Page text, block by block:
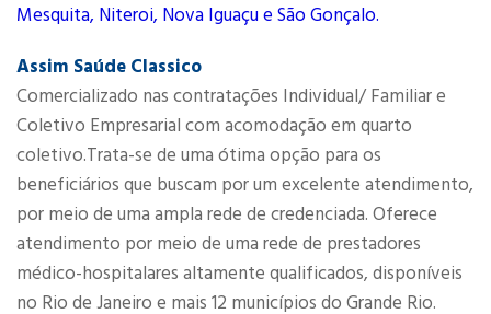
Mesquita, Niteroi, Nova Iguaçu e São Gonçalo.
Assim Saúde Classico
Comercializado nas contratações Individual/ Familiar e
Coletivo Empresarial com acomodação em quarto
coletivo.Trata-se de uma ótima opção para os
beneficiários que buscam por um excelente atendimento,
por meio de uma ampla rede de credenciada. Oferece
atendimento por meio de uma rede de prestadores
médico-hospitalares altamente qualificados, disponíveis
no Rio de Janeiro e mais 12 municípios do Grande Rio.